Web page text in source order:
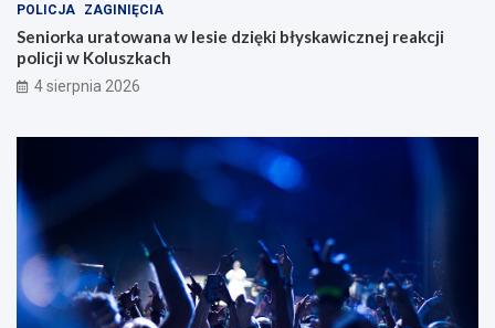
POLICJA ZAGINIĘCIA
Seniorka uratowana w lesie dzięki błyskawicznej reakcji
policji w Koluszkach
4 sierpnia 2026